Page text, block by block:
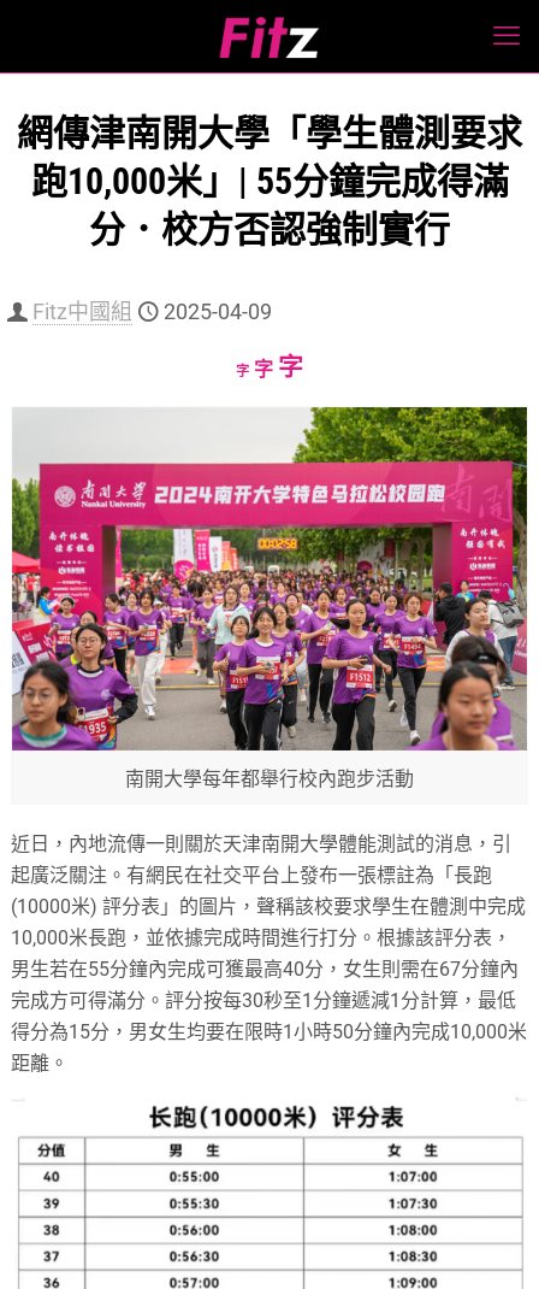
網傳津南開大學「學生體測要求
跑10,000米」| 55分鐘完成得滿
分．校方否認強制實行
Fitz中國組 2025-04-09
字Decrease
字Reset
size.
字Increase
size.
南開大學每年都舉行校內跑步活動
近日，內地流傳一則關於天津南開大學體能測試的消息，引
起廣泛關注。有網民在社交平台上發布一張標註為「長跑
(10000米) 評分表」的圖片，聲稱該校要求學生在體測中完成
10,000米長跑，並依據完成時間進行打分。根據該評分表，
男生若在55分鐘內完成可獲最高40分，女生則需在67分鐘內
完成方可得滿分。評分按每30秒至1分鐘遞減1分計算，最低
得分為15分，男女生均要在限時1小時50分鐘內完成10,000米
距離。